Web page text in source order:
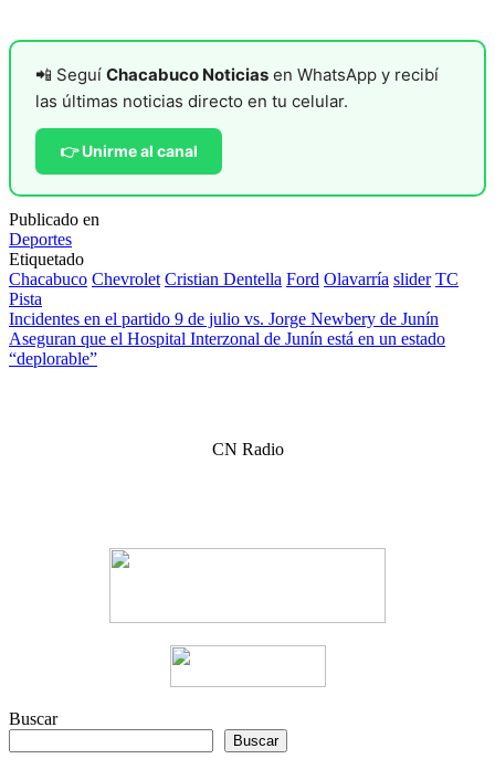
📲 Seguí Chacabuco Noticias en WhatsApp y recibí
las últimas noticias directo en tu celular.
👉 Unirme al canal
Publicado en
Deportes
Etiquetado
Chacabuco Chevrolet Cristian Dentella Ford Olavarría slider TC
Pista
Navegación
de
Incidentes en el partido 9 de julio vs. Jorge Newbery de Junín
Aseguran que el Hospital Interzonal de Junín está en un estado
“deplorable”
CN Radio
Buscar
Buscar